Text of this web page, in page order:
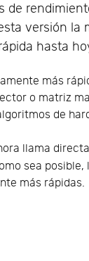
de
versión la
hasta
más
o matriz
de
llama
sea posible,
más rápidas.